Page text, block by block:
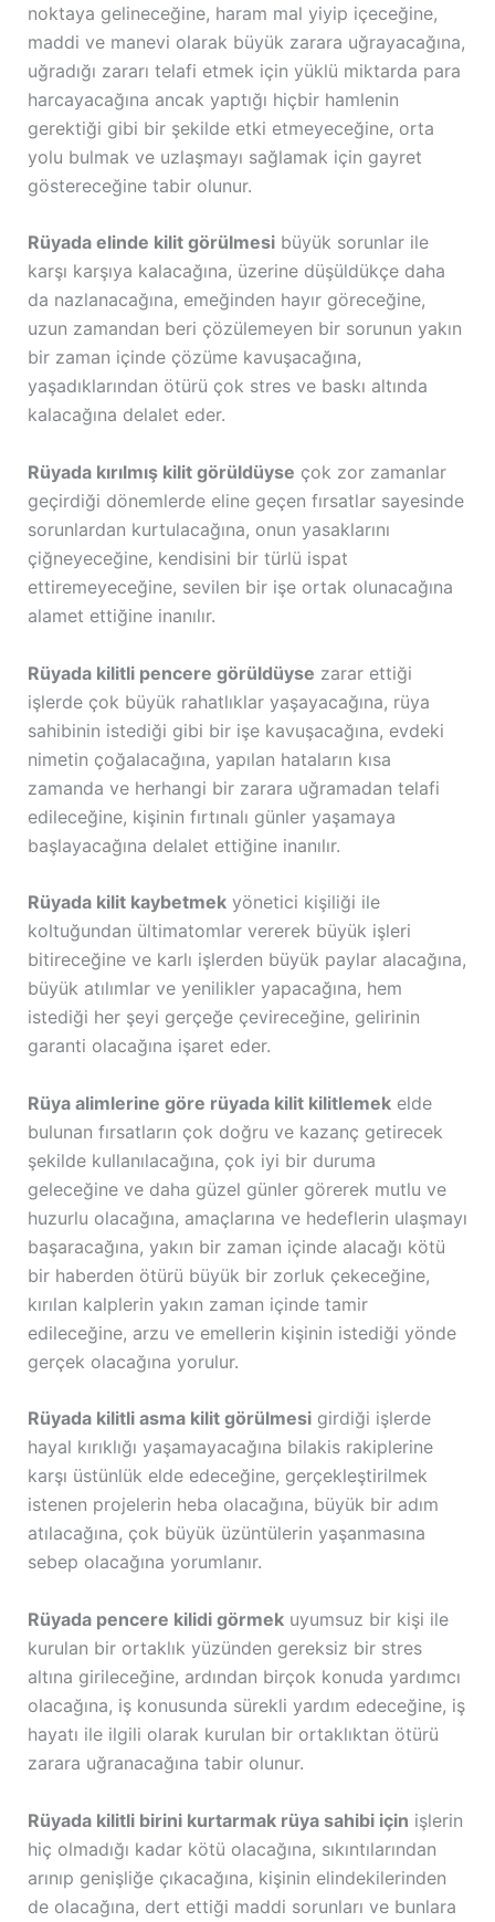
noktaya gelineceğine, haram mal yiyip içeceğine,
maddi ve manevi olarak büyük zarara uğrayacağına,
uğradığı zararı telafi etmek için yüklü miktarda para
harcayacağına ancak yaptığı hiçbir hamlenin
gerektiği gibi bir şekilde etki etmeyeceğine, orta
yolu bulmak ve uzlaşmayı sağlamak için gayret
göstereceğine tabir olunur.
Rüyada elinde kilit görülmesibüyük sorunlar ile
karşı karşıya kalacağına, üzerine düşüldükçe daha
da nazlanacağına, emeğinden hayır göreceğine,
uzun zamandan beri çözülemeyen bir sorunun yakın
bir zaman içinde çözüme kavuşacağına,
yaşadıklarından ötürü çok stres ve baskı altında
kalacağına delalet eder.
Rüyada kırılmış kilit görüldüyse çok zor zamanlar
geçirdiği dönemlerde eline geçen fırsatlar sayesinde
sorunlardan kurtulacağına, onun yasaklarını
çiğneyeceğine, kendisini bir türlü ispat
ettiremeyeceğine, sevilen bir işe ortak olunacağına
alamet ettiğine inanılır.
Rüyada kilitli pencere görüldüyse zarar ettiği
işlerde çok büyük rahatlıklar yaşayacağına, rüya
sahibinin istediği gibi bir işe kavuşacağına, evdeki
nimetin çoğalacağına, yapılan hataların kısa
zamanda ve herhangi bir zarara uğramadan telafi
edileceğine, kişinin fırtınalı günler yaşamaya
başlayacağına delalet ettiğine inanılır.
Rüyada kilit kaybetmekyönetici kişiliği ile
koltuğundan ültimatomlar vererek büyük işleri
bitireceğine ve karlı işlerden büyük paylar alacağına,
büyük atılımlar ve yenilikler yapacağına, hem
istediği her şeyi gerçeğe çevireceğine, gelirinin
garanti olacağına işaret eder.
Rüya alimlerine göre rüyada kilit kilitlemekelde
bulunan fırsatların çok doğru ve kazanç getirecek
şekilde kullanılacağına, çok iyi bir duruma
geleceğine ve daha güzel günler görerek mutlu ve
huzurlu olacağına, amaçlarına ve hedeflerin ulaşmayı
başaracağına, yakın bir zaman içinde alacağı kötü
bir haberden ötürü büyük bir zorluk çekeceğine,
kırılan kalplerin yakın zaman içinde tamir
edileceğine, arzu ve emellerin kişinin istediği yönde
gerçek olacağına yorulur.
Rüyada kilitli asma kilit görülmesigirdiği işlerde
hayal kırıklığı yaşamayacağına bilakis rakiplerine
karşı üstünlük elde edeceğine, gerçekleştirilmek
istenen projelerin heba olacağına, büyük bir adım
atılacağına, çok büyük üzüntülerin yaşanmasına
sebep olacağına yorumlanır.
Rüyada pencere kilidi görmekuyumsuz bir kişi ile
kurulan bir ortaklık yüzünden gereksiz bir stres
altına girileceğine, ardından birçok konuda yardımcı
olacağına, iş konusunda sürekli yardım edeceğine, iş
hayatı ile ilgili olarak kurulan bir ortaklıktan ötürü
zarara uğranacağına tabir olunur.
Rüyada kilitli birini kurtarmak rüya sahibi için işlerin
hiç olmadığı kadar kötü olacağına, sıkıntılarından
arınıp genişliğe çıkacağına, kişinin elindekilerinden
de olacağına, dert ettiği maddi sorunları ve bunlara